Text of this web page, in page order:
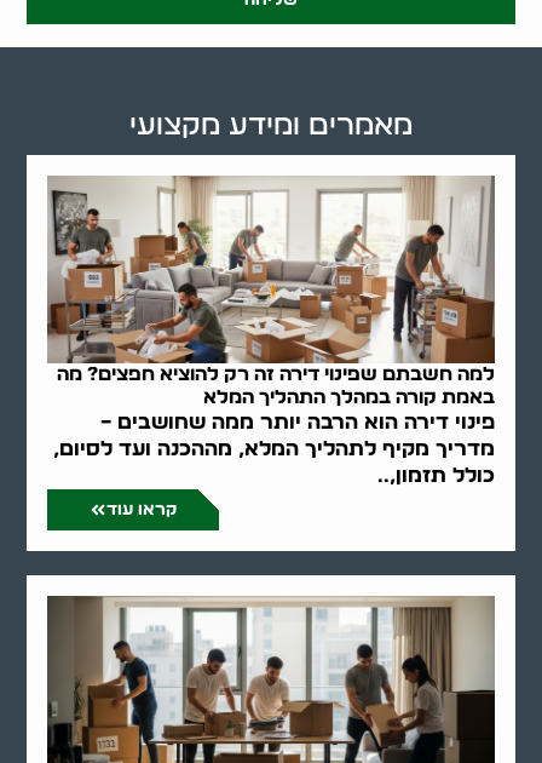
למה חשבתם שפינוי דירה זה רק להוציא חפצים? מה
באמת קורה במהלך התהליך המלא
פינוי דירה הוא הרבה יותר ממה שחושבים –
מדריך מקיף לתהליך המלא, מההכנה ועד לסיום,
כולל תזמון,..
קראו עוד
מאמרים ומידע מקצועי